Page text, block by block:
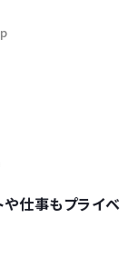
や仕事もプライベ